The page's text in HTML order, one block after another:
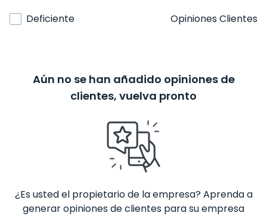
Deficiente Opiniones Clientes
Aún no se han añadido opiniones de
clientes, vuelva pronto
¿Es usted el propietario de la empresa? Aprenda a
generar opiniones de clientes para su empresa